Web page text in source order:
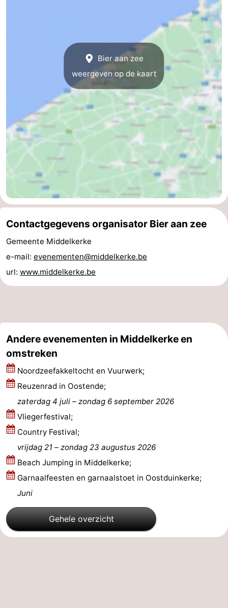
Kust
-
Natuur
Het
Zwin
-
Knokke-
Heist
-
Zeebrugge
-
Blankenberge
-
Wenduine
-
De
-
Westende
-
Nieuwpoort
-
Oostduinkerke
-
Koksijde
De
Panne
-
Natuur
Westhoek
Weer
Contact
Bier aan zee
weergeven op de kaart
Contactgegevens organisator Bier aan zee
Gemeente Middelkerke
e-mail: evenementen@middelkerke.be
url: www.middelkerke.be
Andere evenementen in Middelkerke en
omstreken
Noordzeefakkeltocht en Vuurwerk;
Reuzenrad in Oostende;
zaterdag 4 juli –
zondag 6 september 2026
Vliegerfestival;
Country Festival;
vrijdag 21 – zondag 23 augustus 2026
Beach Jumping in Middelkerke;
Garnaalfeesten en garnaalstoet in Oostduinkerke;
Juni
Gehele overzicht